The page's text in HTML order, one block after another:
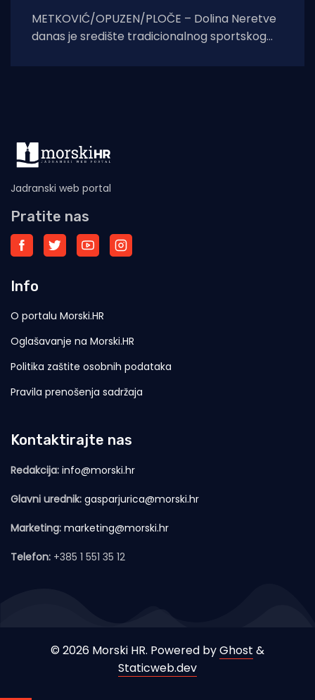
METKOVIĆ/OPUZEN/PLOČE – Dolina Neretve
danas je središte tradicionalnog sportskog
Jadranski web portal
Pratite nas
Info
O portalu Morski.HR
Oglašavanje na Morski.HR
Politika zaštite osobnih podataka
Pravila prenošenja sadržaja
Kontaktirajte nas
Redakcija: info@morski.hr
Glavni urednik: gasparjurica@morski.hr
Marketing: marketing@morski.hr
Telefon: +385 1 551 35 12
© 2026 Morski HR. Powered byGhost &
Staticweb.dev